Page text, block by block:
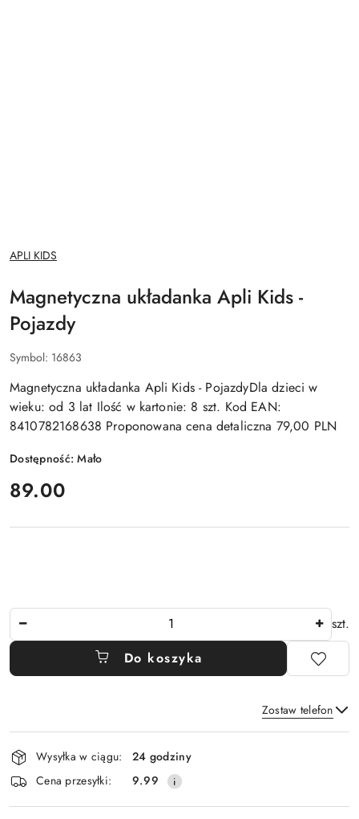
NAZWA
PRODUCENTA:
APLI KIDS
Magnetyczna układanka Apli Kids -
Pojazdy
Symbol: 16863
Magnetyczna układanka Apli Kids - PojazdyDla dzieci w
wieku: od 3 lat Ilość w kartonie: 8 szt. Kod EAN:
8410782168638 Proponowana cena detaliczna 79,00 PLN
Dostępność:Mało
cena:
89.00
szt.
Do koszyka
Zostaw telefon
Wyślij
Dostępność
i
dostawa
Wysyłka w ciągu:
24 godziny
Cena przesyłki:
9.99